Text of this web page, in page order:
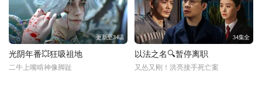
更新至34话
光阴年番💥狂吸祖地
二牛上嘴啃神像脚趾
34集全
以法之名🔍暂停离职
又怂又刚！洪亮接手死亡案